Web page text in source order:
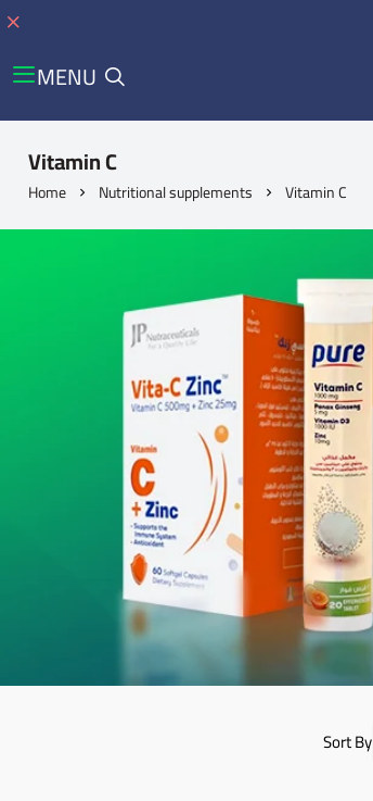
MENU
Vitamin C
Home Nutritional supplements Vitamin C
Sort By